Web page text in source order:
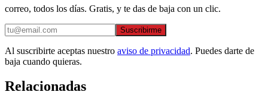
correo, todos los días. Gratis, y te das de baja con un clic.
Suscribirme
Al suscribirte aceptas nuestro aviso de privacidad. Puedes darte de
baja cuando quieras.
Relacionadas